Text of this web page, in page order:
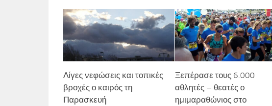
Λίγες νεφώσεις και τοπικές
βροχές ο καιρός τη
Παρασκευή
Ξεπέρασε τους 6.000
αθλητές – θεατές ο
ημιμαραθώνιος στο